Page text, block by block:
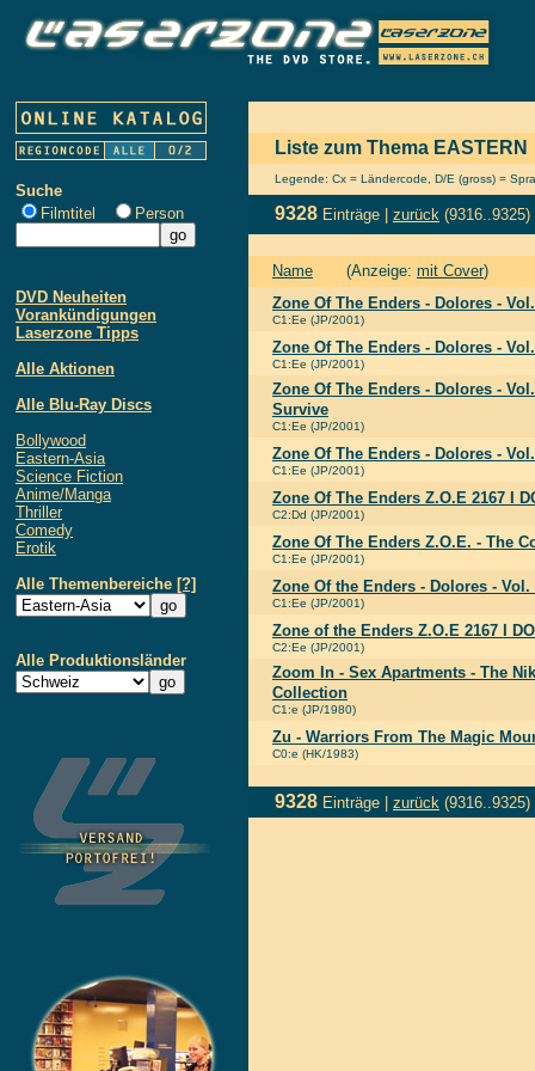
Suche
Filmtitel
Person
DVD Neuheiten
Vorankündigungen
Laserzone Tipps
Alle Aktionen
Alle Blu-Ray Discs
Bollywood
Eastern-Asia
Science Fiction
Anime/Manga
Thriller
Comedy
Erotik
Alle Themenbereiche [?]
Alle Produktionsländer
Liste zum Thema EASTERN
Legende: Cx = Ländercode, D/E (gross) =
9328 Einträge | zurück (9316..9325)
Name (Anzeige: mit Cover)
Zone Of The Enders - Dolores -
C1:Ee (JP/2001)
Zone Of The Enders - Dolores -
C1:Ee (JP/2001)
Zone Of The Enders - Dolores -
Survive
C1:Ee (JP/2001)
Zone Of The Enders - Dolores -
C1:Ee (JP/2001)
Zone Of The Enders Z.O.E 2167 I
C2:Dd (JP/2001)
Zone Of The Enders Z.O.E. - The
C1:Ee (JP/2001)
Zone Of the Enders - Dolores -
C1:Ee (JP/2001)
Zone of the Enders Z.O.E 2167 I
C2:Ee (JP/2001)
Zoom In - Sex Apartments - The
Collection
C1:e (JP/1980)
Zu - Warriors From The Magic
C0:e (HK/1983)
9328 Einträge | zurück (9316..9325)